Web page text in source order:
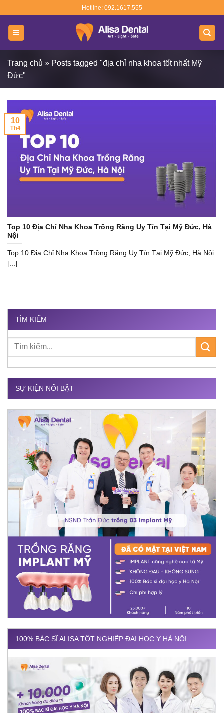
content
Hotline: 092.1617.555
Trang chủ » Posts tagged "địa chỉ nha khoa tốt nhất Mỹ
Đức"
Top 10 Địa Chỉ Nha Khoa Trồng Răng Uy Tín Tại Mỹ Đức, Hà
Nội
Top 10 Địa Chỉ Nha Khoa Trồng Răng Uy Tín Tại Mỹ Đức, Hà Nội
[...]
10
Th4
TÌM KIẾM
SỰ KIỆN NỔI BẬT
100% BÁC SĨ ALISA TỐT NGHIỆP ĐẠI HỌC Y HÀ NỘI